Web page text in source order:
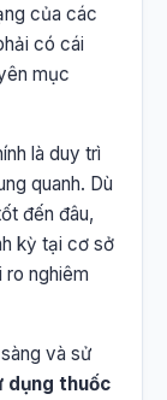
của các
có cái
mục
là duy trì
quanh. Dù
đến đâu,
kỳ tại cơ sở
nghiêm
và sử
dụng thuốc